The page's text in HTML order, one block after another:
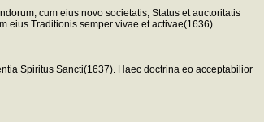
cum eius novo societatis, Status et auctoritatis
eius Traditionis semper vivae et activae(1636).
Spiritus Sancti(1637). Haec doctrina eo acceptabilior